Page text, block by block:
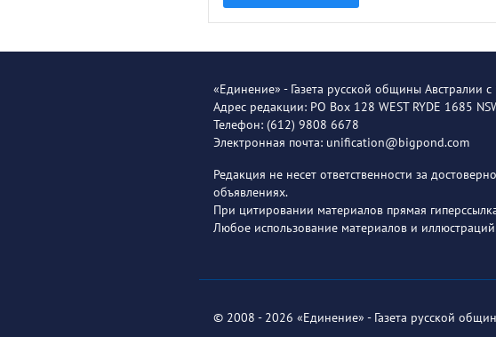
«Единение» - Газета русской общины Австралии с
Адрес редакции: PO Box 128 WEST RYDE 1685
Телефон: (612) 9808 6678
Электронная почта: unification@bigpond.com
Редакция не несет ответственности за
объявлениях.
При цитировании материалов прямая
Любое использование материалов и
© 2008 - 2026 «Единение» - Газета русской